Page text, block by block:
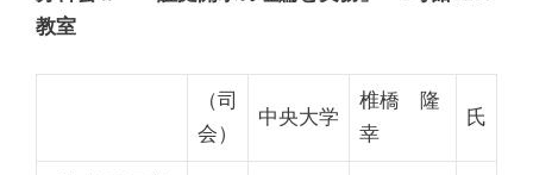
教室
（司
会）
中央大学
椎橋 隆
幸
氏